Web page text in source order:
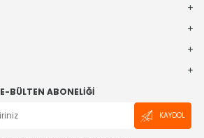
E-BÜLTEN ABONELIĞI
KAYDOL